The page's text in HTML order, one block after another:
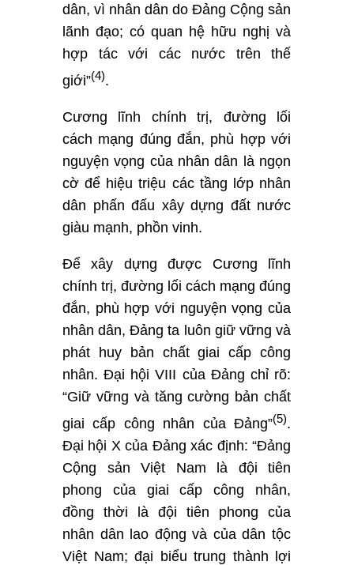
dân, vì nhân dân do Đảng Cộng sản
lãnh đạo; có quan hệ hữu nghị và
hợp tác với các nước trên thế
giới”(4).
Cương lĩnh chính trị, đường lối
cách mạng đúng đắn, phù hợp với
nguyện vọng của nhân dân là ngọn
cờ để hiệu triệu các tầng lớp nhân
dân phấn đấu xây dựng đất nước
giàu mạnh, phồn vinh.
Để xây dựng được Cương lĩnh
chính trị, đường lối cách mạng đúng
đắn, phù hợp với nguyện vọng của
nhân dân, Đảng ta luôn giữ vững và
phát huy bản chất giai cấp công
nhân. Đại hội VIII của Đảng chỉ rõ:
“Giữ vững và tăng cường bản chất
giai cấp công nhân của Đảng”(5).
Đại hội X của Đảng xác định: “Đảng
Cộng sản Việt Nam là đội tiên
phong của giai cấp công nhân,
đồng thời là đội tiên phong của
nhân dân lao động và của dân tộc
Việt Nam; đại biểu trung thành lợi